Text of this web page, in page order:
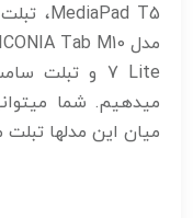
میدهیم. شما
میان این مدلها تبلت